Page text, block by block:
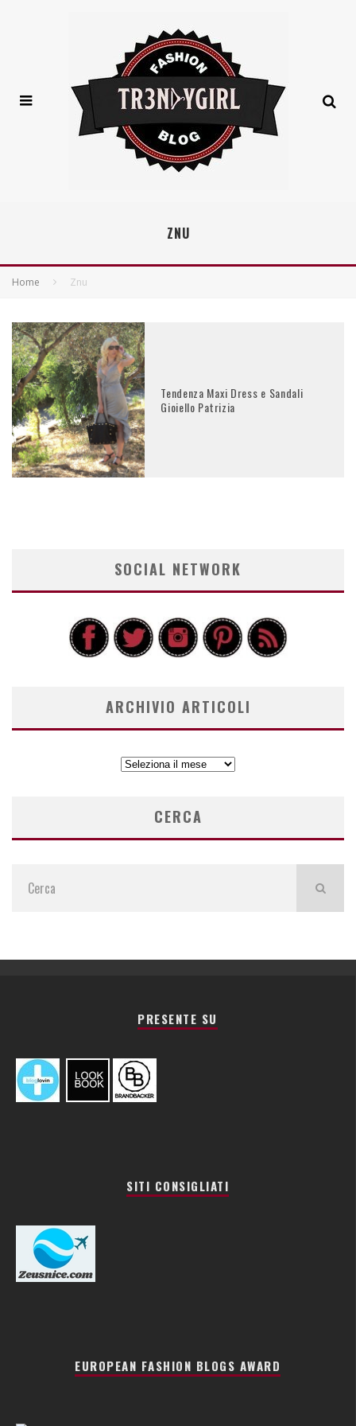
ZNU
Home Znu
Tendenza Maxi Dress e Sandali
Gioiello Patrizia
SOCIAL NETWORK
ARCHIVIO ARTICOLI
ARCHIVIO
CERCA
PRESENTE SU
SITI CONSIGLIATI
EUROPEAN FASHION BLOGS AWARD